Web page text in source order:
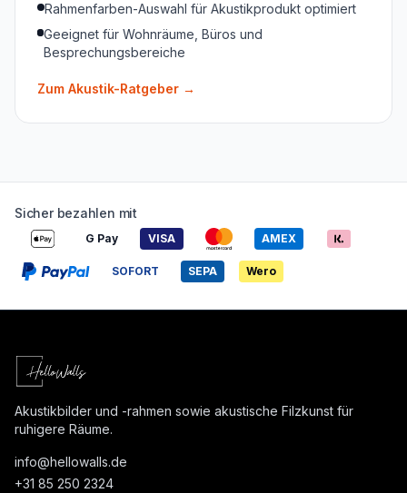
Rahmenfarben-Auswahl für Akustikprodukt optimiert
Geeignet für Wohnräume, Büros und
Besprechungsbereiche
Zum Akustik-Ratgeber →
Sicher bezahlen mit
G Pay VISA AMEX
SOFORT SEPA Wero
Akustikbilder und -rahmen sowie akustische Filzkunst für
ruhigere Räume.
info@hellowalls.de
+31 85 250 2324